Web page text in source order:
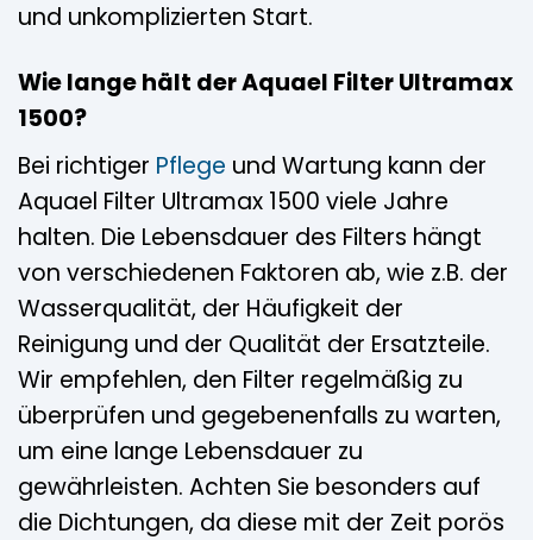
und unkomplizierten Start.
Wie lange hält der Aquael Filter Ultramax
1500?
Bei richtiger Pflege und Wartung kann der
Aquael Filter Ultramax 1500 viele Jahre
halten. Die Lebensdauer des Filters hängt
von verschiedenen Faktoren ab, wie z.B. der
Wasserqualität, der Häufigkeit der
Reinigung und der Qualität der Ersatzteile.
Wir empfehlen, den Filter regelmäßig zu
überprüfen und gegebenenfalls zu warten,
um eine lange Lebensdauer zu
gewährleisten. Achten Sie besonders auf
die Dichtungen, da diese mit der Zeit porös